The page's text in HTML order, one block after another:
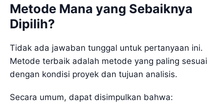
Metode Mana yang Sebaiknya
Dipilih?
Tidak ada jawaban tunggal untuk pertanyaan ini.
Metode terbaik adalah metode yang paling sesuai
dengan kondisi proyek dan tujuan analisis.
Secara umum, dapat disimpulkan bahwa: